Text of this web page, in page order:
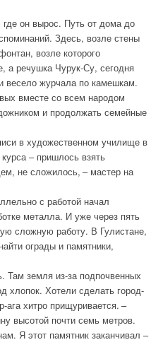
он вырос. Путь от дома до
Здесь, возле стены
возле которого
а речушка Чурук-Су, сегодня
весело журчала по камешкам.
вместе со всем народом
и продолжать семейные
в художественном училище в
– пришлось взять
не сложилось, – мастер на
с работой начал
металла. И уже через пять
сложную работу. В Гулистане,
ограды и памятники,
Там земля из-за подпочвенных
хлопок. Хотели сделать город-
хитро прищуривается. –
высотой почти семь метров.
Я этот памятник заканчивал –